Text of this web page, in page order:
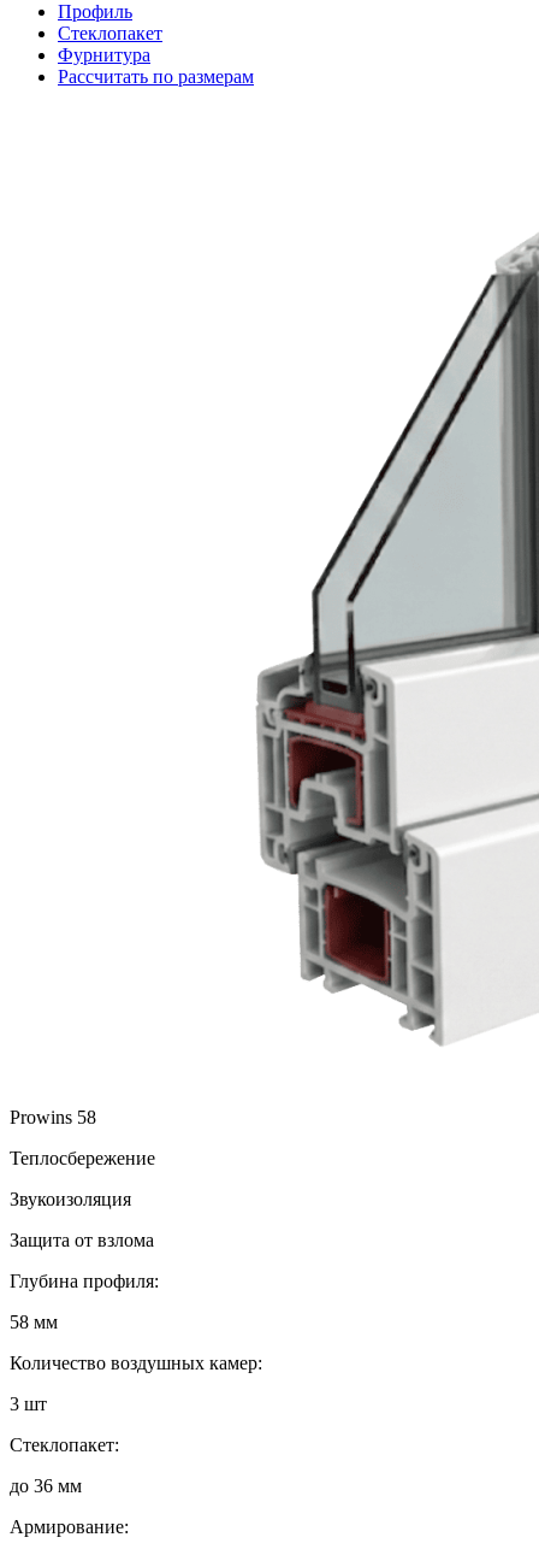
Профиль
Стеклопакет
Фурнитура
Рассчитать по размерам
Prowins 58
Теплосбережение
Звукоизоляция
Защита от взлома
Глубина профиля:
58 мм
Количество воздушных камер:
3 шт
Стеклопакет:
до 36 мм
Армирование: